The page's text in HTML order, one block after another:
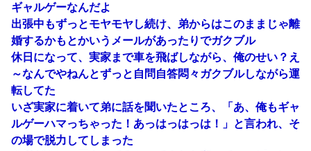
ギャルゲーなんだよ
出張中もずっとモヤモヤし続け、弟からはこのままじゃ離
婚するかもとかいうメールがあったりでガクブル
休日になって、実家まで車を飛ばしながら、俺のせい？え
～なんでやねんとずっと自問自答悶々ガクブルしながら運
転してた
いざ実家に着いて弟に話を聞いたところ、「あ、俺もギャ
ルゲーハマっちゃった！あっはっはっは！」と言われ、そ
の場で脱力してしまった